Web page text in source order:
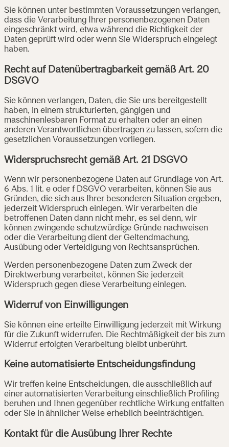
Sie können unter bestimmten Voraussetzungen verlangen,
dass die Verarbeitung Ihrer personenbezogenen Daten
eingeschränkt wird, etwa während die Richtigkeit der
Daten geprüft wird oder wenn Sie Widerspruch eingelegt
haben.
Recht auf Datenübertragbarkeit gemäß Art. 20
DSGVO
Sie können verlangen, Daten, die Sie uns bereitgestellt
haben, in einem strukturierten, gängigen und
maschinenlesbaren Format zu erhalten oder an einen
anderen Verantwortlichen übertragen zu lassen, sofern die
gesetzlichen Voraussetzungen vorliegen.
Widerspruchsrecht gemäß Art. 21 DSGVO
Wenn wir personenbezogene Daten auf Grundlage von Art.
6 Abs. 1 lit. e oder f DSGVO verarbeiten, können Sie aus
Gründen, die sich aus Ihrer besonderen Situation ergeben,
jederzeit Widerspruch einlegen. Wir verarbeiten die
betroffenen Daten dann nicht mehr, es sei denn, wir
können zwingende schutzwürdige Gründe nachweisen
oder die Verarbeitung dient der Geltendmachung,
Ausübung oder Verteidigung von Rechtsansprüchen.
Werden personenbezogene Daten zum Zweck der
Direktwerbung verarbeitet, können Sie jederzeit
Widerspruch gegen diese Verarbeitung einlegen.
Widerruf von Einwilligungen
Sie können eine erteilte Einwilligung jederzeit mit Wirkung
für die Zukunft widerrufen. Die Rechtmäßigkeit der bis zum
Widerruf erfolgten Verarbeitung bleibt unberührt.
Keine automatisierte Entscheidungsfindung
Wir treffen keine Entscheidungen, die ausschließlich auf
einer automatisierten Verarbeitung einschließlich Profiling
beruhen und Ihnen gegenüber rechtliche Wirkung entfalten
oder Sie in ähnlicher Weise erheblich beeinträchtigen.
Kontakt für die Ausübung Ihrer Rechte